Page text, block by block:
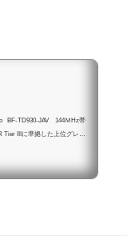
BF-TD930-JAV 144ＭHz帯
IIIに準拠した上位グレー
運用も可能です。主な機能